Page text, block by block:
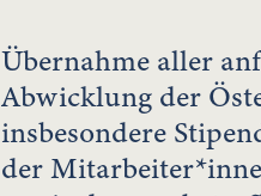
Übernahme aller
Abwicklung der
insbesondere
der